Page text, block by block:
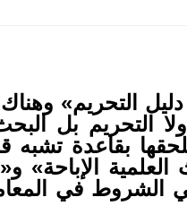
التحريم»
التحريم بل
بقاعدة تشبه
العلمية الإباحة»
الشروط في